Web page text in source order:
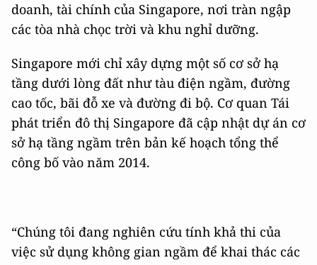
doanh, tài chính của Singapore, nơi tràn ngập
các tòa nhà chọc trời và khu nghỉ dưỡng.
Singapore mới chỉ xây dựng một số cơ sở hạ
tầng dưới lòng đất như tàu điện ngầm, đường
cao tốc, bãi đỗ xe và đường đi bộ. Cơ quan Tái
phát triển đô thị Singapore đã cập nhật dự án cơ
sở hạ tầng ngầm trên bản kế hoạch tổng thể
công bố vào năm 2014.
“Chúng tôi đang nghiên cứu tính khả thi của
việc sử dụng không gian ngầm để khai thác các